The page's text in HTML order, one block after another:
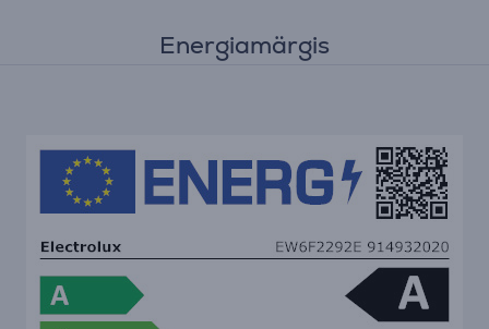
Energiamärgis